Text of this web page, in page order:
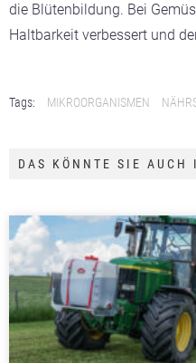
die Blütenbildung. Bei
Haltbarkeit verbessert und
Tags: MIKROORGANISMEN
DAS KÖNNTE SIE AUCH